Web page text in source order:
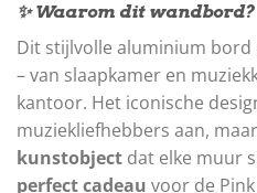
✨ Waarom dit wandbord?
Dit stijlvolle aluminium
– van slaapkamer en
kantoor. Het iconische
muziekliefhebbers aan,
kunstobject dat elke muur
perfect cadeau voor de